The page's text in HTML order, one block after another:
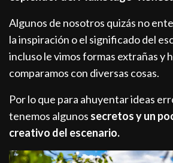
Algunos de nosotros quizás no
la inspiración o el significado del
incluso le vimos formas extrañas y
comparamos con diversas cosas.
Por lo que para ahuyentar ideas
tenemos algunos secretos y un
creativo del escenario.